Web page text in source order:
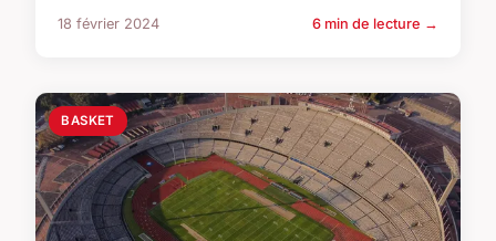
18 février 2024 6 min de lecture →
BASKET